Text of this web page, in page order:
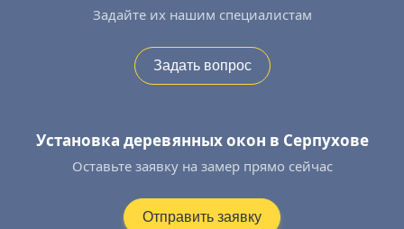
Задайте их нашим специалистам
Задать вопрос
Установка деревянных окон в Серпухове
Оставьте заявку на замер прямо сейчас
Отправить заявку